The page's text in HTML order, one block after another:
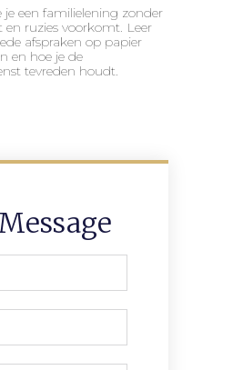
een familielening zonder
en ruzies voorkomt. Leer
afspraken op papier
en hoe je de
tevreden houdt.